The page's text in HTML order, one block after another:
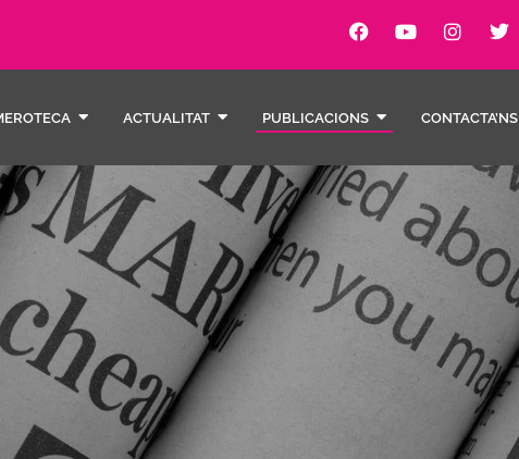
ACTUALITAT PUBLICACIONS CONTACTA’NS